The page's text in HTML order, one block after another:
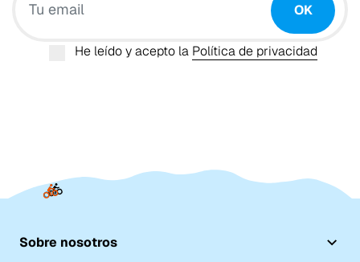
OK
He leído y acepto la Política de privacidad
Sobre nosotros